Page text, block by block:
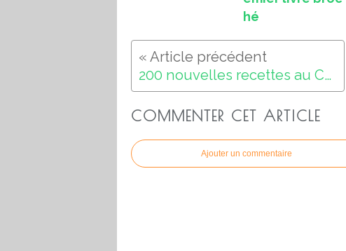
hé
200 nouvelles recettes au Cookeo
COMMENTER CET ARTICLE
Ajouter un commentaire